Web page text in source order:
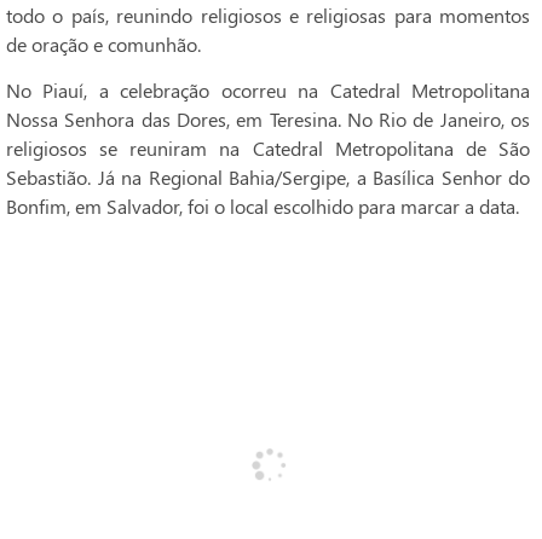
todo o país, reunindo religiosos e religiosas para momentos
de oração e comunhão.
No Piauí, a celebração ocorreu na Catedral Metropolitana
Nossa Senhora das Dores, em Teresina. No Rio de Janeiro, os
religiosos se reuniram na Catedral Metropolitana de São
Sebastião. Já na Regional Bahia/Sergipe, a Basílica Senhor do
Bonfim, em Salvador, foi o local escolhido para marcar a data.